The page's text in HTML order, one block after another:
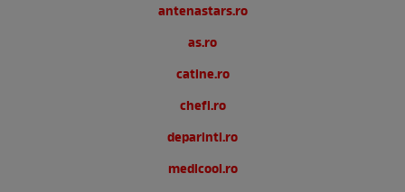
antenastars.ro
as.ro
catine.ro
chefi.ro
deparinti.ro
medicool.ro